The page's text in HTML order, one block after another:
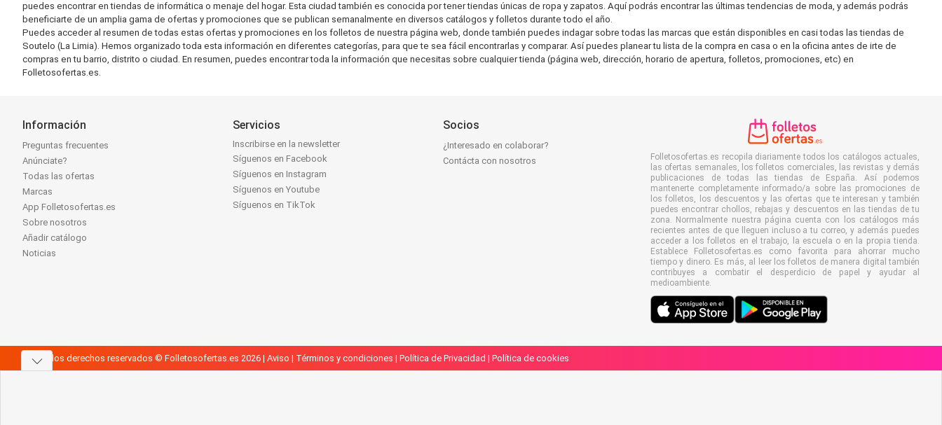
puedes encontrar en tiendas de informática o menaje del hogar. Esta ciudad también es conocida por tener tiendas únicas de ropa y zapatos. Aquí podrás encontrar las últimas tendencias de moda, y además podrás
beneficiarte de un amplia gama de ofertas y promociones que se publican semanalmente en diversos catálogos y folletos durante todo el año.
Puedes acceder al resumen de todas estas ofertas y promociones en los folletos de nuestra página web, donde también puedes indagar sobre todas las marcas que están disponibles en casi todas las tiendas de
Soutelo (La Limia). Hemos organizado toda esta información en diferentes categorías, para que te sea fácil encontrarlas y comparar. Así puedes planear tu lista de la compra en casa o en la oficina antes de irte de
compras en tu barrio, distrito o ciudad. En resumen, puedes encontrar toda la información que necesitas sobre cualquier tienda (página web, dirección, horario de apertura, folletos, promociones, etc) en
Folletosofertas.es.
Información
Preguntas frecuentes
Anúnciate?
Todas las ofertas
Marcas
App Folletosofertas.es
Sobre nosotros
Añadir catálogo
Noticias
Servicios
Inscribirse en la newsletter
Síguenos en Facebook
Síguenos en Instagram
Síguenos en Youtube
Síguenos en TikTok
Socios
¿Interesado en colaborar?
Contácta con nosotros
Folletosofertas.es recopila diariamente todos los catálogos actuales,
las ofertas semanales, los folletos comerciales, las revistas y demás
publicaciones de todas las tiendas de España. Así podemos
mantenerte completamente informado/a sobre las promociones de
los folletos, los descuentos y las ofertas que te interesan y también
puedes encontrar chollos, rebajas y descuentos en las tiendas de tu
zona. Normalmente nuestra página cuenta con los catálogos más
recientes antes de que lleguen incluso a tu correo, y además puedes
acceder a los folletos en el trabajo, la escuela o en la propia tienda.
Establece Folletosofertas.es como favorita para ahorrar mucho
tiempo y dinero. Es más, al leer los folletos de manera digital también
contribuyes a combatir el desperdicio de papel y ayudar al
medioambiente.
Todos los derechos reservados © Folletosofertas.es 2026 | Aviso | Términos y condiciones | Política de Privacidad | Política de cookies